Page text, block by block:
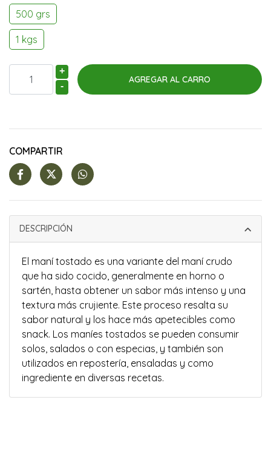
500 grs
1 kgs
+
-
COMPARTIR
DESCRIPCIÓN
El maní tostado es una variante del maní crudo
que ha sido cocido, generalmente en horno o
sartén, hasta obtener un sabor más intenso y una
textura más crujiente. Este proceso resalta su
sabor natural y los hace más apetecibles como
snack. Los maníes tostados se pueden consumir
solos, salados o con especias, y también son
utilizados en repostería, ensaladas y como
ingrediente en diversas recetas.